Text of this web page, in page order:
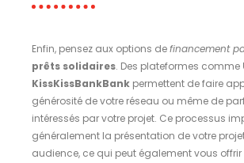
Enfin, pensez aux options definancement
prêts solidaires. Des plateformes comme
KissKissBankBank permettent de faire
générosité de votre réseau ou même de
intéressés par votre projet. Ce processus
généralement la présentation de votre
audience, ce qui peut également vous